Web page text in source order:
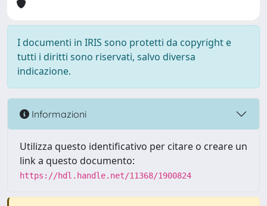
I documenti in IRIS sono protetti da copyright e
tutti i diritti sono riservati, salvo diversa
indicazione.
Informazioni
Utilizza questo identificativo per citare o creare un
link a questo documento:
https://hdl.handle.net/11368/1900824